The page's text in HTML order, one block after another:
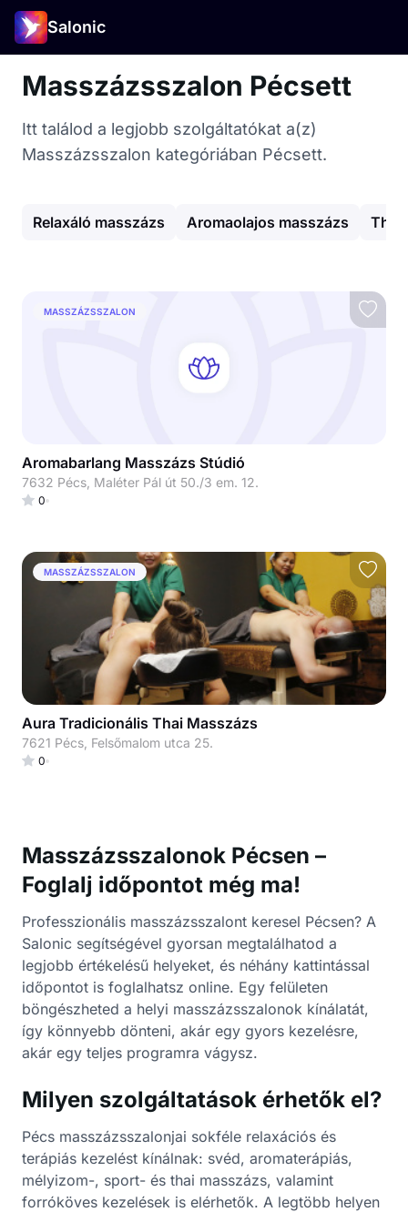
Salonic
Masszázsszalon Pécsett
Itt találod a legjobb szolgáltatókat a(z)
Masszázsszalon kategóriában Pécsett.
Relaxáló masszázs Aromaolajos masszázs Thai
MASSZÁZSSZALON
Aromabarlang Masszázs Stúdió
7632 Pécs, Maléter Pál út 50./3 em. 12.
0
MASSZÁZSSZALON
Aura Tradicionális Thai Masszázs
7621 Pécs, Felsőmalom utca 25.
0
Masszázsszalonok Pécsen –
Foglalj időpontot még ma!
Professzionális masszázsszalont keresel Pécsen? A
Salonic segítségével gyorsan megtalálhatod a
legjobb értékelésű helyeket, és néhány kattintással
időpontot is foglalhatsz online. Egy felületen
böngészheted a helyi masszázsszalonok kínálatát,
így könnyebb dönteni, akár egy gyors kezelésre,
akár egy teljes programra vágysz.
Milyen szolgáltatások érhetők el?
Pécs masszázsszalonjai sokféle relaxációs és
terápiás kezelést kínálnak: svéd, aromaterápiás,
mélyizom-, sport- és thai masszázs, valamint
forróköves kezelések is elérhetők. A legtöbb helyen